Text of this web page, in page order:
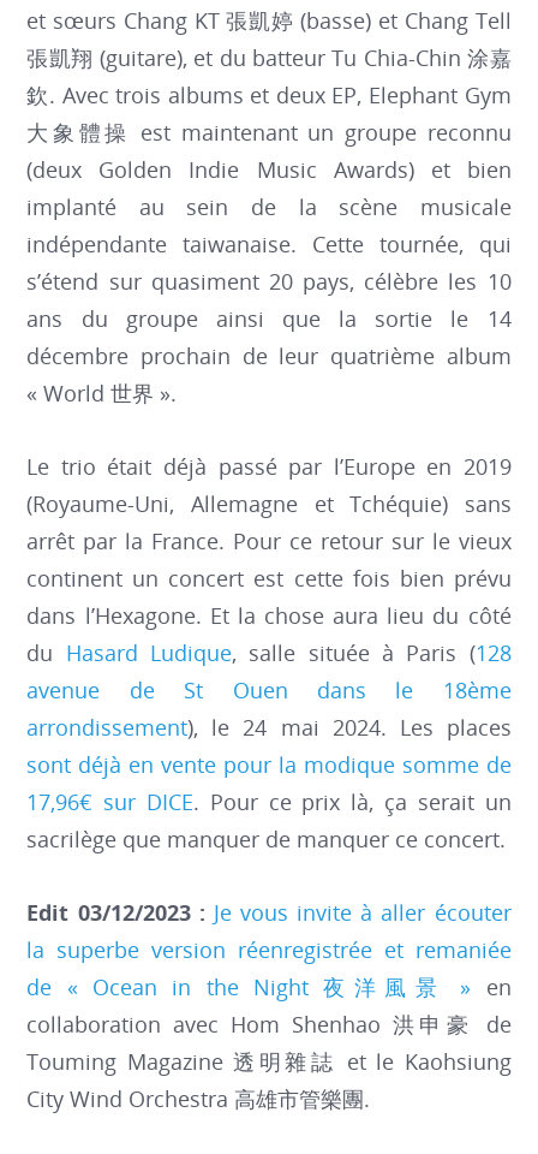
et sœurs Chang KT 張凱婷 (basse) et Chang Tell
張凱翔 (guitare), et du batteur Tu Chia-Chin 涂嘉
欽. Avec trois albums et deux EP, Elephant Gym
大象體操 est maintenant un groupe reconnu
(deux Golden Indie Music Awards) et bien
implanté au sein de la scène musicale
indépendante taiwanaise. Cette tournée, qui
s’étend sur quasiment 20 pays, célèbre les 10
ans du groupe ainsi que la sortie le 14
décembre prochain de leur quatrième album
« World 世界 ».
Le trio était déjà passé par l’Europe en 2019
(Royaume-Uni, Allemagne et Tchéquie) sans
arrêt par la France. Pour ce retour sur le vieux
continent un concert est cette fois bien prévu
dans l’Hexagone. Et la chose aura lieu du côté
du Hasard Ludique, salle située à Paris (128
avenue de St Ouen dans le 18ème
arrondissement), le 24 mai 2024. Les places
sont déjà en vente pour la modique somme de
17,96€ sur DICE. Pour ce prix là, ça serait un
sacrilège que manquer de manquer ce concert.
Edit 03/12/2023 : Je vous invite à aller écouter
la superbe version réenregistrée et remaniée
de « Ocean in the Night 夜洋風景 » en
collaboration avec Hom Shenhao 洪申豪 de
Touming Magazine 透明雜誌 et le Kaohsiung
City Wind Orchestra 高雄市管樂團.